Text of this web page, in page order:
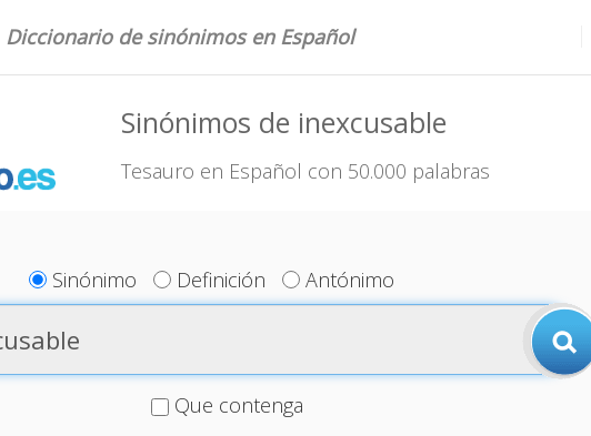
Diccionario de sinónimos en Español
Sinónimos de inexcusable
Tesauro en Español con 50.000 palabras
Sinónimo Definición Antónimo
Que contenga